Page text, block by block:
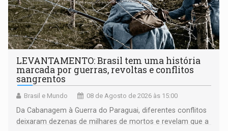
LEVANTAMENTO: Brasil tem uma história
marcada por guerras, revoltas e conflitos
sangrentos
Brasil e Mundo 08 de Agosto de 2026 às 15:00
Da Cabanagem à Guerra do Paraguai, diferentes conflitos
deixaram dezenas de milhares de mortos e revelam que a